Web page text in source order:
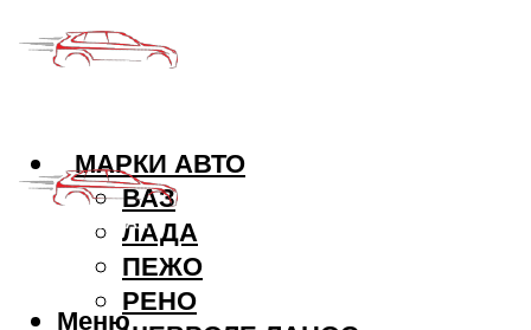
МАРКИ АВТО
ВАЗ
ЛАДА
ПЕЖО
РЕНО
Меню